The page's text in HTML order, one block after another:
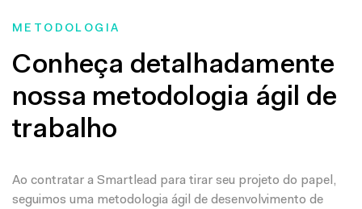
METODOLOGIA
Conheça detalhadamente
nossa metodologia ágil de
trabalho
Ao contratar a Smartlead para tirar seu projeto do papel,
seguimos uma metodologia ágil de desenvolvimento de